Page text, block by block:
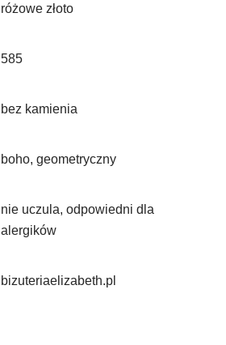
różowe złoto
585
bez kamienia
boho,geometryczny
nie uczula, odpowiedni dla
alergików
bizuteriaelizabeth.pl